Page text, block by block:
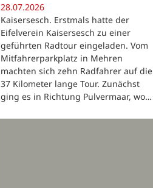
28.07.2026
Kaisersesch. Erstmals hatte der
Eifelverein Kaisersesch zu einer
geführten Radtour eingeladen. Vom
Mitfahrerparkplatz in Mehren
machten sich zehn Radfahrer auf die
37 Kilometer lange Tour. Zunächst
ging es in Richtung Pulvermaar, wo…